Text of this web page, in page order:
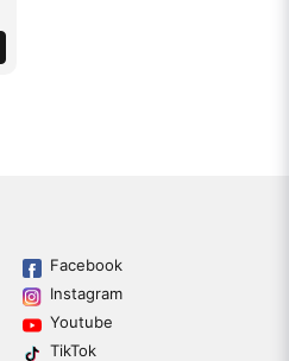
Facebook
Instagram
Youtube
TikTok